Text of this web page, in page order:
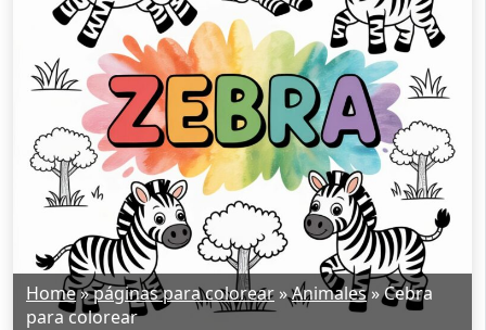
Home»páginas para colorear »Animales»Cebra
para colorear